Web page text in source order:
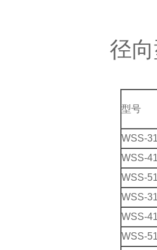
径
型号
WSS-
WSS-
WSS-
WSS-
WSS-
WSS-